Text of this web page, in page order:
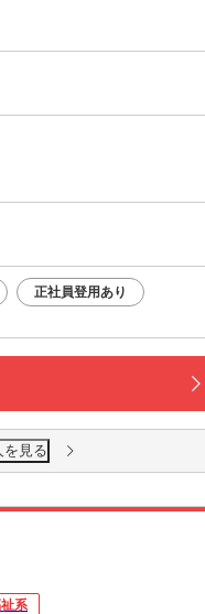
正社員登用あり
を見る
系